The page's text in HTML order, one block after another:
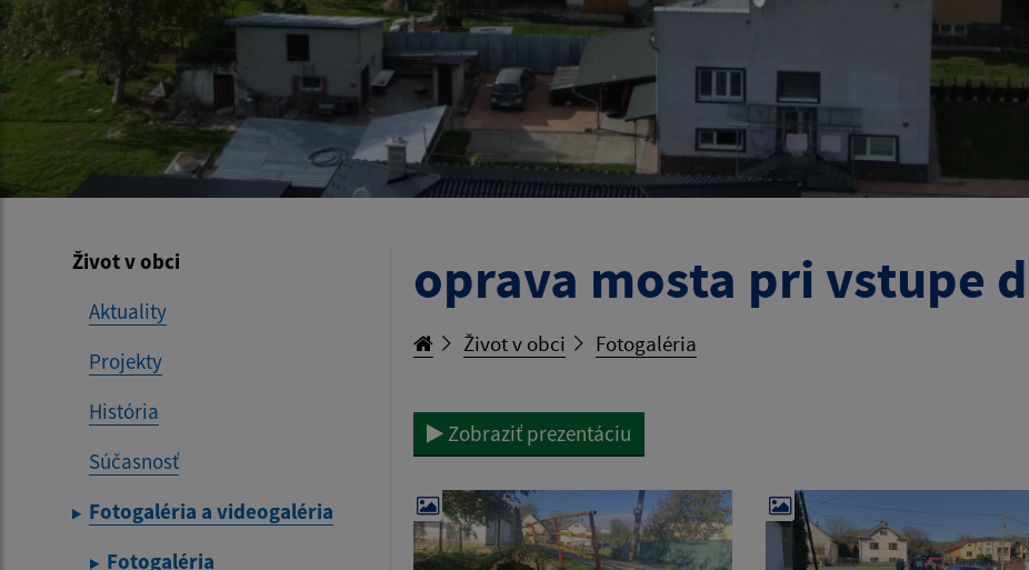
Život v obci
Aktuality
Projekty
História
Súčasnosť
Fotogaléria a videogaléria
Fotogaléria
oprava mosta pri vstupe
Život v obci Fotogaléria
Zobraziť prezentáciu